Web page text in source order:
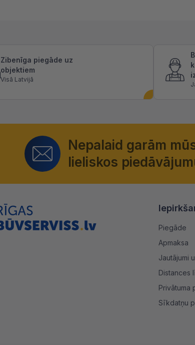
Zibenīga piegāde uz
objektiem
Visā Latvijā
Nepalaid garām
lieliskos
Piegāde
Apmaksa
Jautājumi
Distances
Privātuma
Sīkdatņu